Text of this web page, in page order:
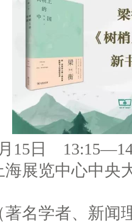
月15日
海展览中心中央
名学者、新闻